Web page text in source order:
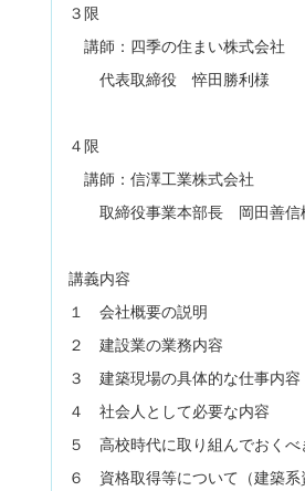
３限
講師：四季の住まい株式会社
代表取締役 悴田勝利様
４限
講師：信澤工業株式会社
取締役事業本部長 岡田善信
講義内容
１ 会社概要の説明
２ 建設業の業務内容
３ 建築現場の具体的な仕事内容
４ 社会人として必要な内容
５ 高校時代に取り組んでおくべ
６ 資格取得等について（建築系